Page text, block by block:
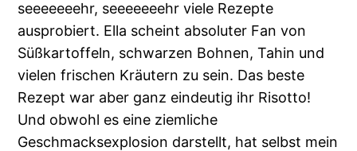
seeeeeeehr, seeeeeeehr viele Rezepte
ausprobiert. Ella scheint absoluter Fan von
Süßkartoffeln, schwarzen Bohnen, Tahin und
vielen frischen Kräutern zu sein. Das beste
Rezept war aber ganz eindeutig ihr Risotto!
Und obwohl es eine ziemliche
Geschmacksexplosion darstellt, hat selbst mein